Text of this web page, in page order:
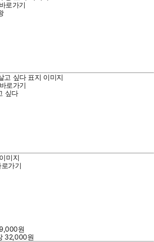
로가기
로가기
싶다
가기
9,000원
32,000원